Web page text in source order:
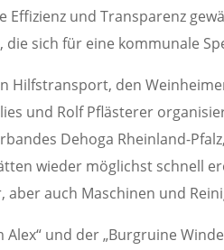
Effizienz und Transparenz
sich für eine kommunale
Hilfstransport, den
und Rolf Pflästerer
Dehoga Rheinland-
wieder möglichst schnell
aber auch Maschinen und
und der „Burgruine